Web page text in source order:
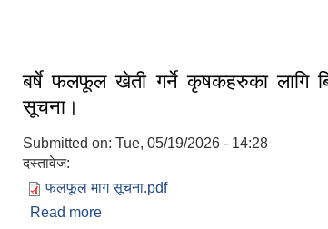
बर्षे फलफूल खेती गर्ने कृषकहरुका लागि
सूचना।
Submitted on: Tue, 05/19/2026 - 14:28
दस्तावेज:
फलफूल माग सूचना.pdf
Read more